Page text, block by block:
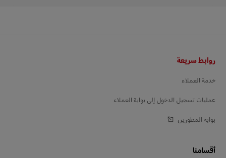
روابط سريعة
خدمة العملاء
عمليات تسجيل الدخول إلى بوابة العملاء
بوابة المطورين
أقسامنا